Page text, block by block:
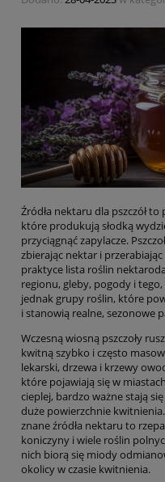
Źródła nektaru dla pszczół
które produkują słodką
przyciągnąć zapylacze.
zbierając nektar i
praktyce lista roślin
regionu, gleby, pogody i
jednak grupy roślin, które
i stanowią realne, sezonowe
Wczesną wiosną pszczoły
kwitną szybko i często
lekarski, drzewa i krzewy
które pojawiają się w
cieplej, bardzo ważne stają
duże powierzchnie
znane źródła nektaru to
koniczyny i wiele roślin
nich biorą się miody
okolicy w czasie kwitnienia.